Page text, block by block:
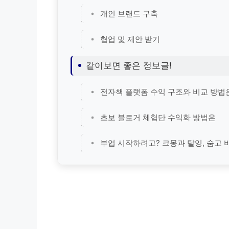
개인 브랜드 구축
협업 및 제안 받기
같이보면 좋은 정보글!
전자책 플랫폼 수익 구조와 비교 방법
초보 블로거 체험단 수익화 방법은
부업 시작하려고? 크몽과 탈잉, 숨고